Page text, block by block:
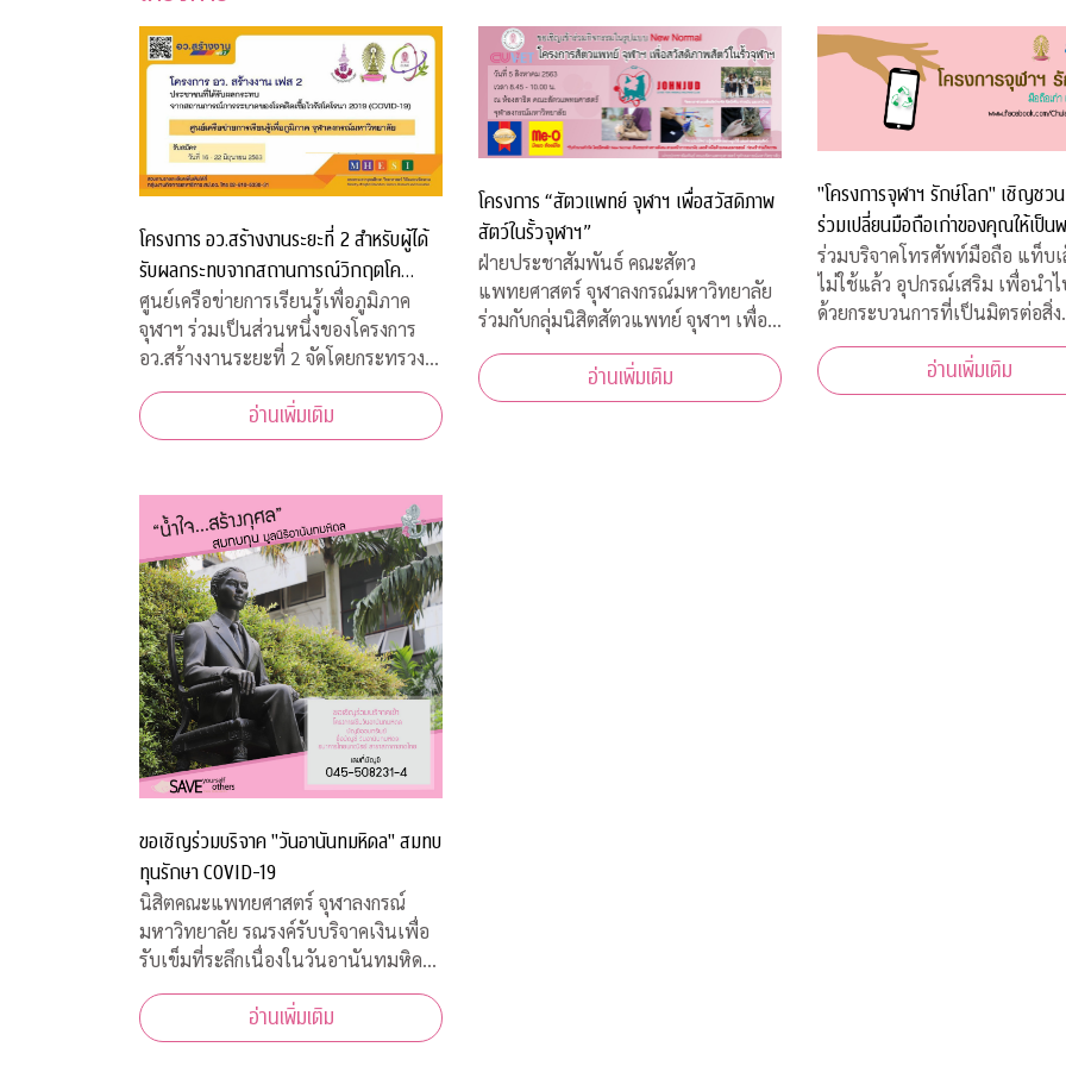
โครงการ อว.สร้างงานระยะที่ 2 สำหรับผู้ได้
รับผลกระทบจากสถานการณ์วิกฤตโค
วิด-19
ศูนย์เครือข่ายการเรียนรู้เพื่อภูมิภาค
จุฬาฯ ร่วมเป็นส่วนหนึ่งของโครงการ
อว.สร้างงานระยะที่ 2 จัดโดยกระทรวง
การอุดมศึกษา วิทยาศาสตร์ วิจัยและ
นวัตกรรม เพื่อสร้างงานสำหรับผู้ได้รับ
ผลกระทบจากสถานการณ์วิกฤตโควิด-19
200 อัตรา
อ่านเพิ่มเติม
โครงการ “สัตวแพทย์ จุฬาฯ เพื่อสวัสดิภาพ
สัตว์ในรั้วจุฬาฯ”
ฝ่ายประชาสัมพันธ์ คณะสัตว
แพทยศาสตร์ จุฬาลงกรณ์มหาวิทยาลัย
ร่วมกับกลุ่มนิสิตสัตวแพทย์ จุฬาฯ เพื่อ
สวัสดิภาพสัตว์ ขอเชิญผู้สนใจเข้าร่วม
พิธีเปิด “โครงการ “สัตวแพทย์ จุฬาฯ
เพื่อสวัสดิภาพสัตว์ในรั้วจุฬาฯ” ในวัน
อ่านเพิ่มเติม
"โครงการจุฬาฯ รักษ์โลก" เชิญชว
ร่วมเปลี่ยนมือถือเก่าของคุณให้เป็น
ร่วมบริจาคโทรศัพท์มือถือ แท็บ
ไม่ใช้แล้ว อุปกรณ์เสริม เพื่อนำไ
ด้วยกระบวนการที่เป็นมิตรต่อสิ่ง
แวดล้อม มือถือเก่า/แท็บเล็ต 1 เครื่อง
โครงการฯ และ TES มอบเงิน
ให้กับ "กองทุนภูมิคุ้มกันบำบัดมะ
อ่านเพิ่มเติม
ขอเชิญร่วมบริจาค "วันอานันทมหิดล" สมทบ
ทุนรักษา COVID-19
นิสิตคณะแพทยศาสตร์ จุฬาลงกรณ์
มหาวิทยาลัย รณรงค์รับบริจาคเงินเพื่อ
รับเข็มที่ระลึกเนื่องในวันอานันทมหิดล
วันคล้ายสวรรคต ร.8 ผู้พระราชทาน
กำเนิด “แพทย์จุฬาฯ” พร้อมทั้งเชิญ
ชวนประชาชนสั่งจองเสื้อยืดที่ระลึก ราย
อ่านเพิ่มเติม